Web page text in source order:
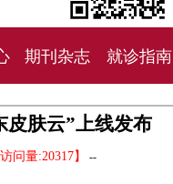
期刊杂志 就诊指南
皮肤云”上线发布
问量:20317】 --